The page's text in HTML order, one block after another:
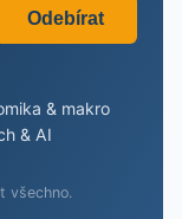
Odebírat
& makro
& AI
všechno.